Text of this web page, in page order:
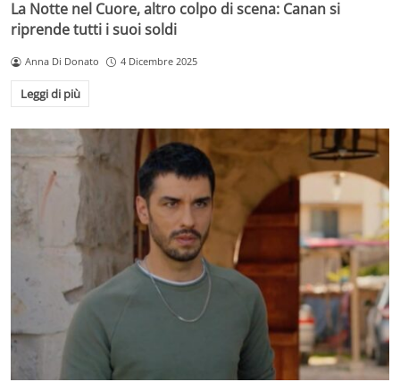
La Notte nel Cuore, altro colpo di scena: Canan si
riprende tutti i suoi soldi
Anna Di Donato 4 Dicembre 2025
Leggi di più